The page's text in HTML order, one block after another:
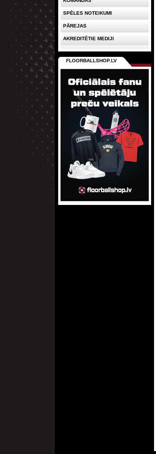
SPĒLES NOTEIKUMI
PĀREJAS
AKREDITĒTIE MEDIJI
FLOORBALLSHOP.LV